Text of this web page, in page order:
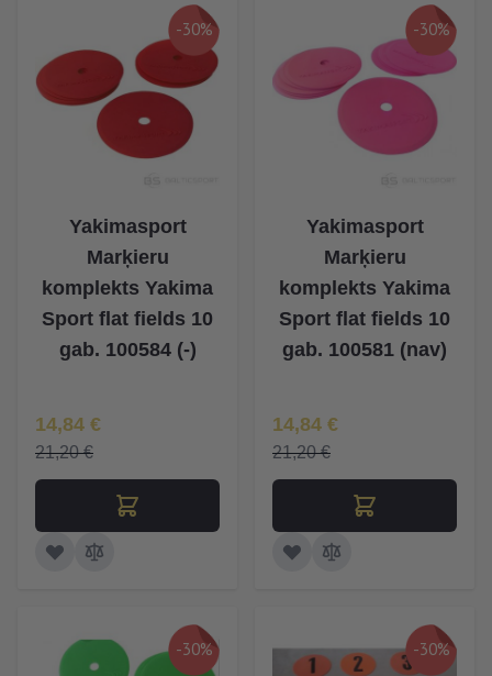
-30%
Yakimasport
Marķieru
komplekts Yakima
Sport flat fields 10
gab. 100584 (-)
Īpaša Cena
14,84 €
21,20 €
-30%
Yakimasport
Marķieru
komplekts Yakima
Sport flat fields 10
gab. 100581 (nav)
Īpaša Cena
14,84 €
21,20 €
-30% -30%